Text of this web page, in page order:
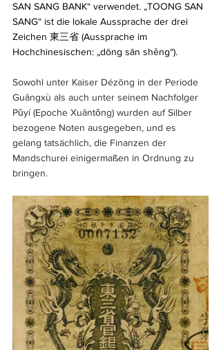
SAN SANG BANK“ verwendet. „TOONG SAN
SANG“ ist die lokale Aussprache der drei
Zeichen 東三省 (Aussprache im
Hochchinesischen: „dōng sān shěng“).
Sowohl unter Kaiser Dézōng in der Periode
Guāngxù als auch unter seinem Nachfolger
Pǔyí (Epoche Xuāntǒng) wurden auf Silber
bezogene Noten ausgegeben, und es
gelang tatsächlich, die Finanzen der
Mandschurei einigermaßen in Ordnung zu
bringen.